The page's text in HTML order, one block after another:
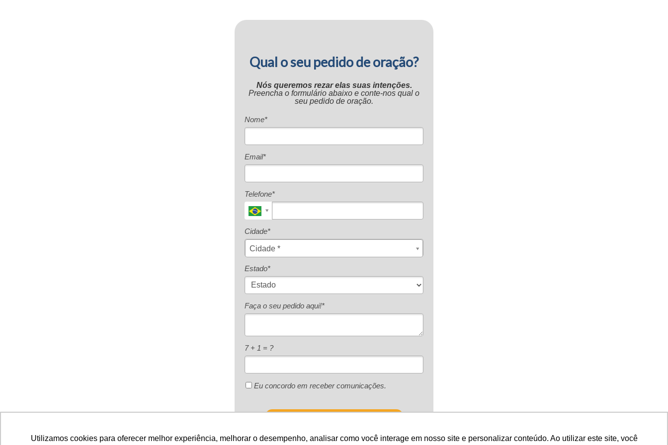
Utilizamos cookies para oferecer melhor experiência, melhorar o desempenho, analisar como você interage em nosso site e personalizar conteúdo. Ao utilizar este site, você
Qual o seu pedido de oração?
Nós queremos rezar elas suas intenções.
Preencha o formulário abaixo e conte-nos qual o
seu pedido de oração.
Nome*
Email*
Telefone*
Cidade*
Cidade *
Cidade*
Estado*
Faça o seu pedido aqui!*
7 + 1 = ?
Eu concordo em receber comunicações.